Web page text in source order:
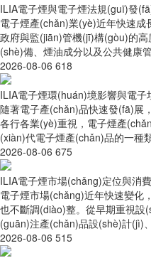
ILIA電子煙與電子煙法規(guī)發
電子煙產(chǎn)業(yè)近年快速
政府與監(jiān)管機(jī)構(gòu)的
(shè)備、煙油成分以及公共健康
2026-08-06 618
ILIA電子煙環(huán)境影響與電子
隨著電子產(chǎn)品快速發(fā)展
各行各業(yè)重視，電子煙產
(xiàn)代電子煙產(chǎn)品的一種
2026-08-06 675
ILIA電子煙市場(chǎng)定位與消
電子煙市場(chǎng)近年快速變化
也不斷調(diào)整。從早期重視
(guān)注產(chǎn)品設(shè)計(jì)
2026-08-06 515